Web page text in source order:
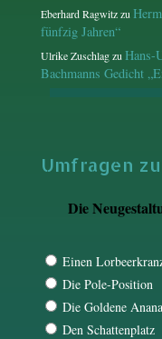
Eberhard Ragwitzzu
fünfzig Jahren“
Ulrike ZuschlagzuHans-
Bachmanns Gedicht
Umfragen
Die
Einen
Die Pole-Position
Die Goldene
Den Schattenplatz